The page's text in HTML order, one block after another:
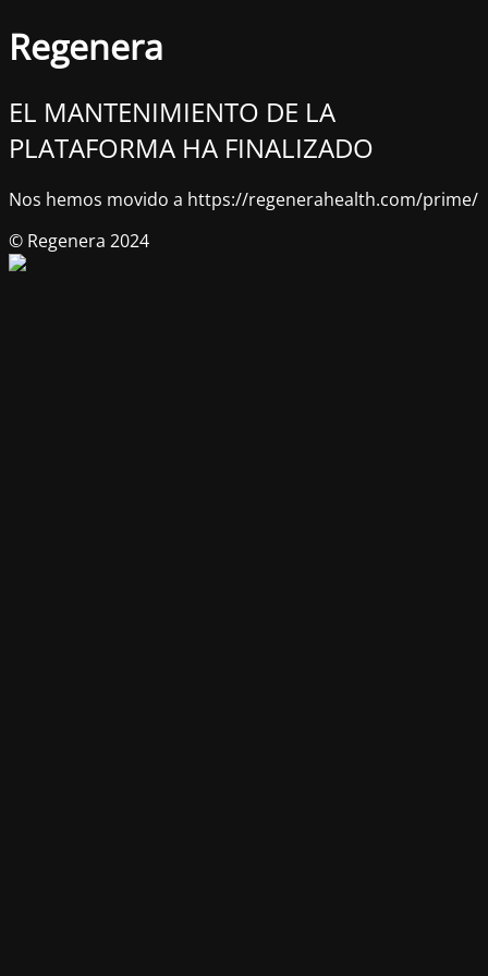
Regenera
EL MANTENIMIENTO DE LA
PLATAFORMA HA FINALIZADO
Nos hemos movido a https://regenerahealth.com/prime/
© Regenera 2024